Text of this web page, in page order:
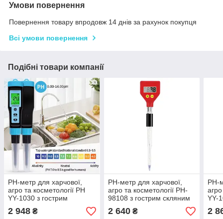
Умови повернення
Повернення товару впродовж 14 днів за рахунок покупця
Всі умови повернення
Подібні товари компанії
PH-метр для харчової,
агро та косметології PH
YY-1030 з гострим
електродом: PH: 0,00-
14,00pH, АТС. YIERYI
2 948 ₴
PH-метр для харчової,
агро та косметології PH-
98108 з гострим скляним
електродом pH: 0.00 –
14.00BNC
2 640₴
PH-
YY-
2